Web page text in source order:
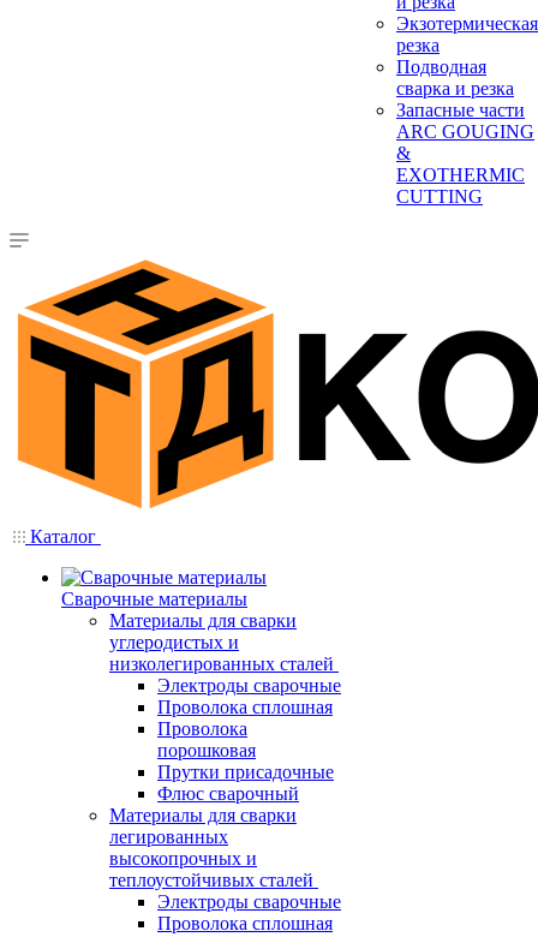
Экзотермическая
резка
Подводная
сварка и резка
Запасные части
ARC GOUGING
&
EXOTHERMIC
CUTTING
Каталог
Сварочные материалы
Материалы для сварки
углеродистых и
низколегированных сталей
Электроды сварочные
Проволока сплошная
Проволока
порошковая
Прутки присадочные
Флюс сварочный
Материалы для сварки
легированных
высокопрочных и
теплоустойчивых сталей
Электроды сварочные
Проволока сплошная